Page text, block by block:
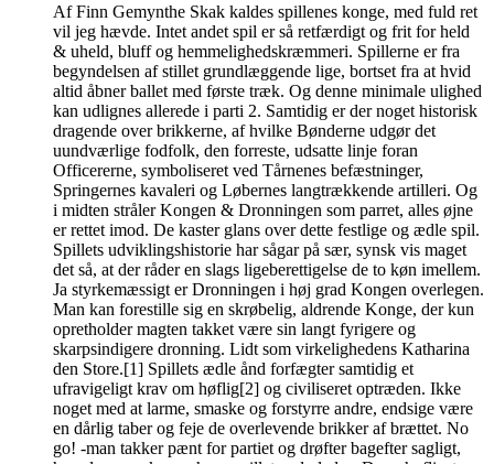
Af Finn Gemynthe Skak kaldes spillenes konge, med fuld ret
vil jeg hævde. Intet andet spil er så retfærdigt og frit for held
& uheld, bluff og hemmelighedskræmmeri. Spillerne er fra
begyndelsen af stillet grundlæggende lige, bortset fra at hvid
altid åbner ballet med første træk. Og denne minimale ulighed
kan udlignes allerede i parti 2. Samtidig er der noget historisk
dragende over brikkerne, af hvilke Bønderne udgør det
uundværlige fodfolk, den forreste, udsatte linje foran
Officererne, symboliseret ved Tårnenes befæstninger,
Springernes kavaleri og Løbernes langtrækkende artilleri. Og
i midten stråler Kongen & Dronningen som parret, alles øjne
er rettet imod. De kaster glans over dette festlige og ædle spil.
Spillets udviklingshistorie har sågar på sær, synsk vis maget
det så, at der råder en slags ligeberettigelse de to køn imellem.
Ja styrkemæssigt er Dronningen i høj grad Kongen overlegen.
Man kan forestille sig en skrøbelig, aldrende Konge, der kun
opretholder magten takket være sin langt fyrigere og
skarpsindigere dronning. Lidt som virkelighedens Katharina
den Store.[1] Spillets ædle ånd forfægter samtidig et
ufravigeligt krav om høflig[2] og civiliseret optræden. Ikke
noget med at larme, smaske og forstyrre andre, endsige være
en dårlig taber og feje de overlevende brikker af brættet. No
go! -man takker pænt for partiet og drøfter bagefter sagligt,